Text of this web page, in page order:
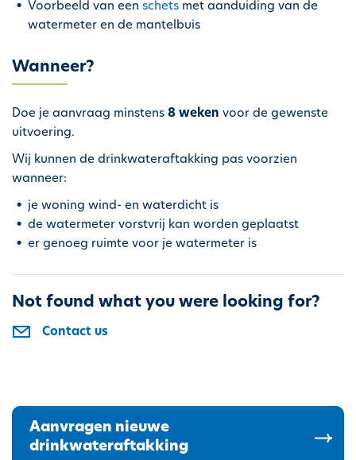
Voorbeeld van een schets met aanduiding van de
watermeter en de mantelbuis
Wanneer?
Doe je aanvraag minstens 8 weken voor de gewenste
uitvoering.
Wij kunnen de drinkwateraftakking pas voorzien
wanneer:
je woning wind- en waterdicht is
de watermeter vorstvrij kan worden geplaatst
er genoeg ruimte voor je watermeter is
Not found what you were looking for?
Contact us
Aanvragen nieuwe
drinkwateraftakking